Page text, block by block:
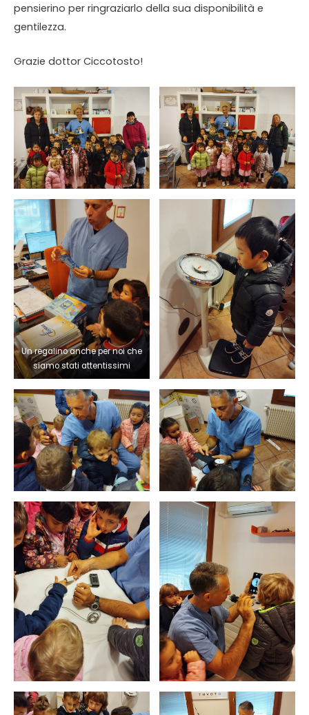
pensierino per ringraziarlo della sua disponibilità e
gentilezza.
Grazie dottor Ciccotosto!
Un regalino anche per noi che
siamo stati attentissimi